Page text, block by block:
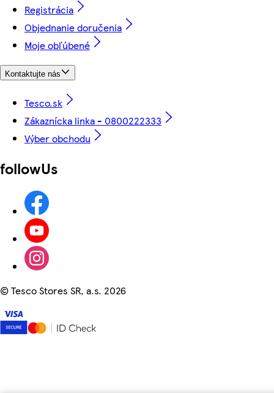
Registrácia
Objednanie doručenia
Moje obľúbené
Kontaktujte nás
Tesco.sk
Zákaznícka linka - 0800222333
Výber obchodu
followUs
©Tesco Stores SR, a.s. 2026